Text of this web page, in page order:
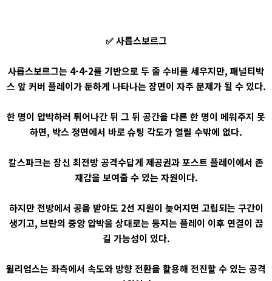
✅ 사릅스보르그
사릅스보르그는 4-4-2를 기반으로 두 줄 수비를 세우지만, 패널티박
스 앞 커버 플레이가 둔하게 나타나는 장면이 자주 문제가 될 수 있다.
한 명이 압박하러 튀어나간 뒤 그 뒤 공간을 다른 한 명이 메워주지 못
하면, 박스 정면에서 바로 슈팅 각도가 열릴 수밖에 없다.
칼스파크는 장신 최전방 공격수답게 제공권과 포스트 플레이에서 존
재감을 보여줄 수 있는 자원이다.
하지만 전방에서 공을 받아도 2선 지원이 늦어지면 고립되는 구간이
생기고, 브란의 중앙 압박을 상대로는 등지는 플레이 이후 연결이 끊
길 가능성이 있다.
윌리엄스는 좌측에서 속도와 방향 전환을 활용해 전진할 수 있는 공격